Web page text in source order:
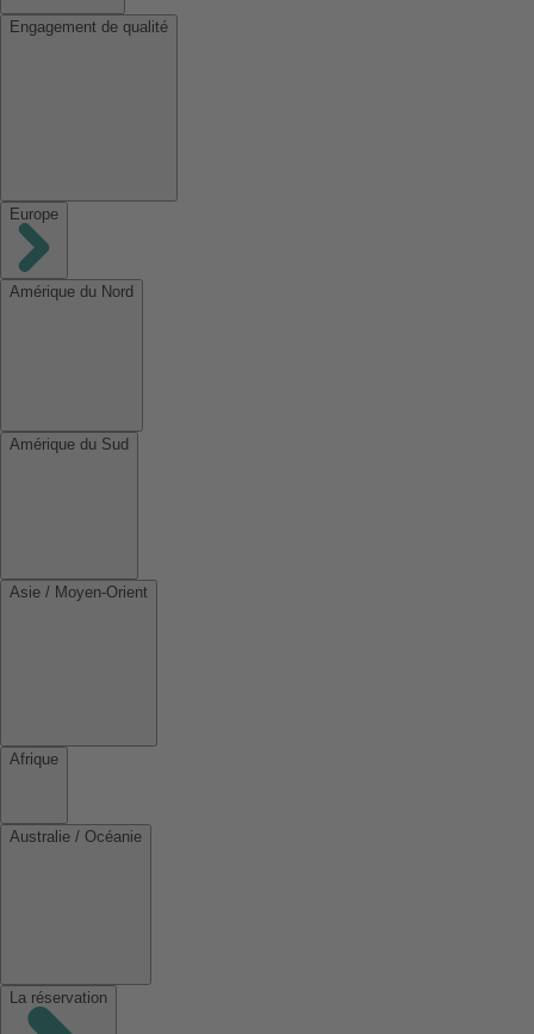
Engagement de qualité
Europe
Amérique du Nord
Amérique du Sud
Asie / Moyen-Orient
Afrique
Australie / Océanie
La réservation